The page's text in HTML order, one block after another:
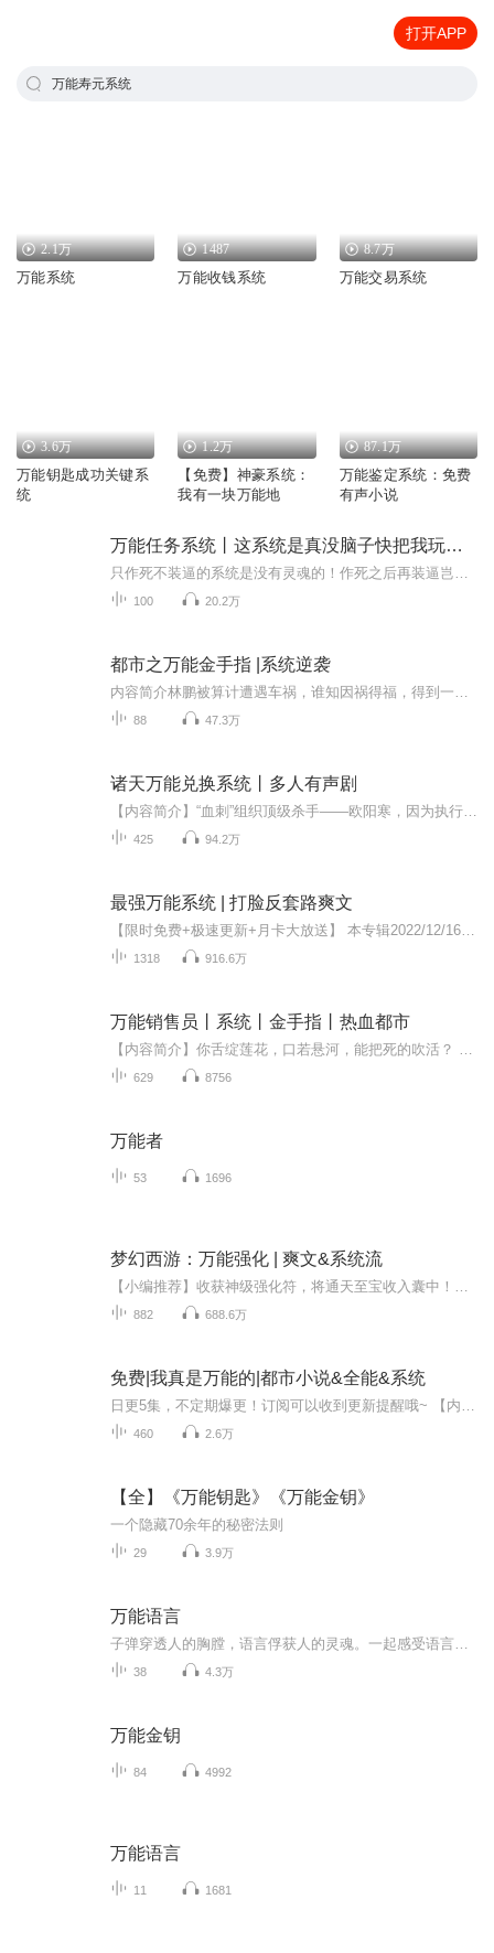
打开APP
万能寿元系统
2.1万
万能系统
1487
万能收钱系统
8.7万
万能交易系统
3.6万
万能钥匙成功关键系
统
1.2万
【免费】神豪系统：
我有一块万能地
87.1万
万能鉴定系统：免费
有声小说
万能任务系统丨这系统是真没脑子快把我玩死了
100 20.2万
都市之万能金手指 |系统逆袭
88 47.3万
诸天万能兑换系统丨多人有声剧
425 94.2万
最强万能系统 | 打脸反套路爽文
1318 916.6万
万能销售员丨系统丨金手指丨热血都市
629 8756
万能者
53 1696
梦幻西游：万能强化 | 爽文&系统流
882 688.6万
免费|我真是万能的|都市小说&全能&系统
460 2.6万
【全】《万能钥匙》《万能金钥》
一个隐藏70余年的秘密法则
29 3.9万
万能语言
38 4.3万
万能金钥
84 4992
万能语言
11 1681